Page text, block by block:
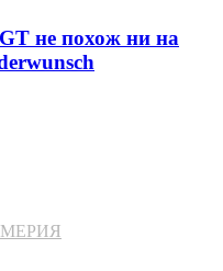
не похож ни на